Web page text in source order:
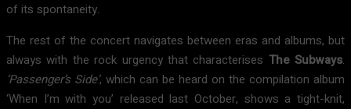
of its spontaneity.
The rest of the concert navigates between eras and albums, but
always with the rock urgency that characterises The Subways.
‘Passenger’s Side’, which can be heard on the compilation album
‘When I’m with you’ released last October, shows a tight-knit,